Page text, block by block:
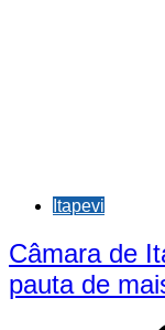
Itapevi
Câmara de
pauta de